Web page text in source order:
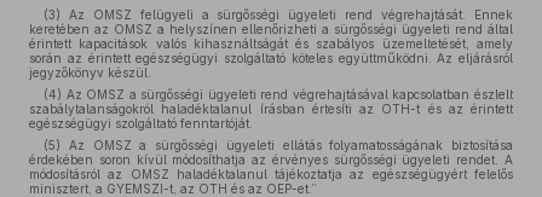
(3) Az OMSZ felügyeli a sürgősségi ügyeleti rend végrehajtását. Ennek
keretében az OMSZ a helyszínen ellenőrizheti a sürgősségi ügyeleti rend által
érintett kapacitások valós kihasználtságát és szabályos üzemeltetését, amely
során az érintett egészségügyi szolgáltató köteles együttműködni. Az eljárásról
jegyzőkönyv készül.
(4) Az OMSZ a sürgősségi ügyeleti rend végrehajtásával kapcsolatban észlelt
szabálytalanságokról haladéktalanul írásban értesíti az OTH-t és az érintett
egészségügyi szolgáltató fenntartóját.
(5) Az OMSZ a sürgősségi ügyeleti ellátás folyamatosságának biztosítása
érdekében soron kívül módosíthatja az érvényes sürgősségi ügyeleti rendet. A
módosításról az OMSZ haladéktalanul tájékoztatja az egészségügyért felelős
minisztert, a GYEMSZI-t, az OTH és az OEP-et.”